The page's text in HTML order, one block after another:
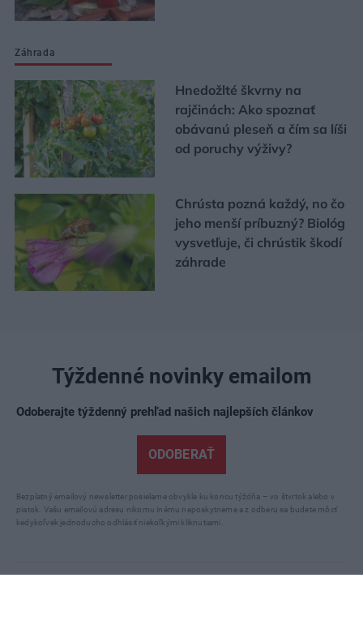
Záhrada
Hnedožlté škvrny na
rajčinách: Ako spoznať
obávanú pleseň a čím sa líši
od poruchy výživy?
Chrústa pozná každý, no čo
jeho menší príbuzný? Biológ
vysvetľuje, či chrústik škodí
záhrade
Týždenné novinky emailom
Odoberajte týždenný prehľad našich najlepších článkov
ODOBERAŤ
Bezplatný emailový newsletter posielame obvykle ku koncu týždňa – vo štvrtok alebo v
piatok. Vašu emailovú adresu nikomu inému neposkytneme a z odberu sa budete môcť
kedykoľvek jednoducho odhlásiť niekoľkými kliknutiami.